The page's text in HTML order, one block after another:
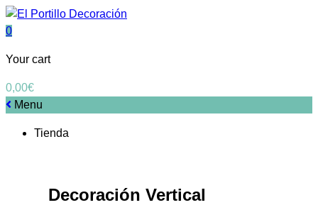
0
Your cart
0,00€
Menu
Tienda
Decoración Vertical